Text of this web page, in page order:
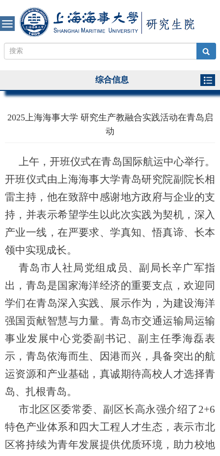
综合信息
2025上海海事大学 研究生产教融合实践活动在青岛启
动
上午，开班仪式在青岛国际航运中心举行。
开班仪式由上海海事大学青岛研究院副院长相
雷主持，他在致辞中感谢地方政府与企业的支
持，并表示希望学生以此次实践为契机，深入
产业一线，在严要求、学真知、悟真谛、长本
领中实现成长。
青岛市人社局党组成员、副局长辛广军指
出，青岛是国家海洋经济的重要支点，欢迎同
学们在青岛深入实践、展示作为，为建设海洋
强国贡献智慧与力量。青岛市交通运输局运输
事业发展中心党委副书记、副主任季海磊表
示，青岛依海而生、因港而兴，具备突出的航
运资源和产业基础，真诚期待高校人才选择青
岛、扎根青岛。
市北区区委常委、副区长高永强介绍了 2+6
特色产业体系和四大工程人才生态，表示市北
区将持续为青年发展提供优质环境，助力校地